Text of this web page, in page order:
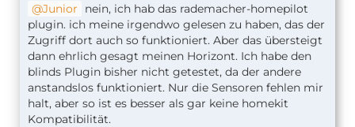
Junior
nein, ich hab das rademacher-homepilot
plugin. ich meine irgendwo gelesen zu haben, das der
Zugriff dort auch so funktioniert. Aber das übersteigt
dann ehrlich gesagt meinen Horizont. Ich habe den
blinds Plugin bisher nicht getestet, da der andere
anstandslos funktioniert. Nur die Sensoren fehlen mir
halt, aber so ist es besser als gar keine homekit
Kompatibilität.